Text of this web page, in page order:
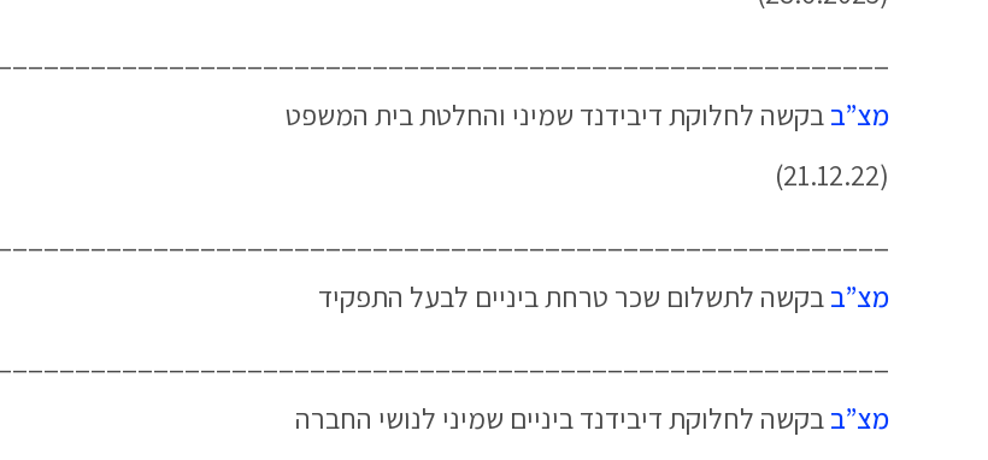
מצ”בבקשה לחלוקת דיבידנד שמיני והחלטת בית המשפט
(21.12.22)
מצ”בבקשה לתשלום שכר טרחת ביניים לבעל התפקיד
מצ”בבקשה לחלוקת דיבידנד ביניים שמיני לנושי החברה